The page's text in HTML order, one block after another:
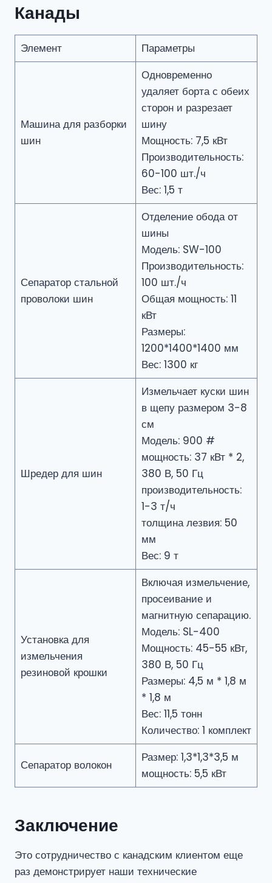
Канады
Элемент Параметры
Машина для разборки
шин
Одновременно
удаляет борта с обеих
сторон и разрезает
шину
Мощность: 7,5 кВт
Производительность:
60-100 шт./ч
Вес: 1,5 т
Сепаратор стальной
проволоки шин
Отделение обода от
шины
Модель: SW-100
Производительность:
100 шт./ч
Общая мощность: 11
кВт
Размеры:
1200*1400*1400 мм
Вес: 1300 кг
Шредер для шин
Измельчает куски шин
в щепу размером 3-8
см
Модель: 900 #
мощность: 37 кВт * 2,
380 В, 50 Гц
производительность:
1-3 т/ч
толщина лезвия: 50
мм
Вес: 9 т
Установка для
измельчения
резиновой крошки
Включая измельчение,
просеивание и
магнитную сепарацию.
Модель: SL-400
Мощность: 45-55 кВт,
380 В, 50 Гц
Размеры: 4,5 м * 1,8 м
* 1,8 м
Вес: 11,5 тонн
Количество: 1 комплект
Сепаратор волокон
Размер: 1,3*1,3*3,5 м
мощность: 5,5 кВт
Заключение
Это сотрудничество с канадским клиентом еще
раз демонстрирует наши технические